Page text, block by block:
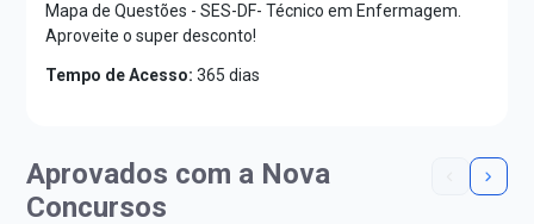
Mapa de Questões - SES-DF- Técnico em Enfermagem.
Aproveite o super desconto!
Tempo de Acesso: 365 dias
Aprovados com a Nova
Concursos